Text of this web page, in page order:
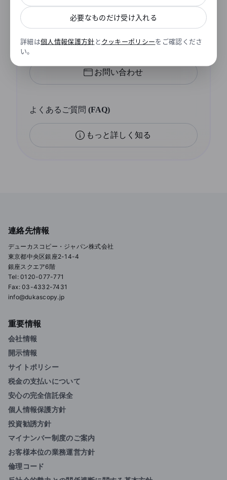
営業時間
9:00－17:00 （土日祝日を除く）
お問い合わせフォーム
お問い合わせ
よくあるご質問 (FAQ)
もっと詳しく知る
連絡先情報
デューカスコピー・ジャパン株式会社
東京都中央区銀座2-14-4
銀座スクエア6階
Tel: 0120-077-771
Fax: 03-4332-7431
info@dukascopy.jp
重要情報
会社情報
開示情報
サイトポリシー
税金の支払いについて
安心の完全信託保全
個人情報保護方針
投資勧誘方針
マイナンバー制度のご案内
お客様本位の業務運営方針
倫理コード
必要なものだけ受け入れる
詳細は個人情報保護方針とクッキーポリシーをご確認くださ
い。